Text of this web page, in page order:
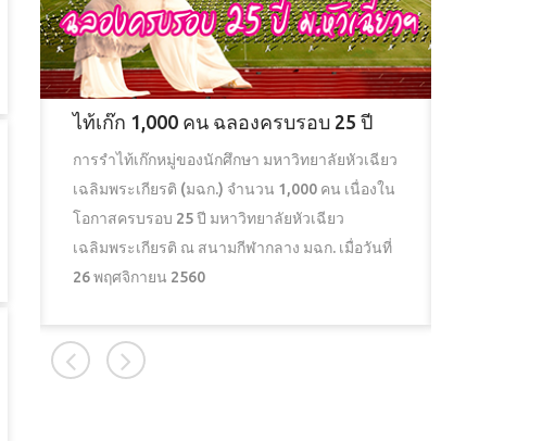
ไท้เก๊ก 1,000 คน ฉลองครบรอบ 25 ปี
การรำไท้เก๊กหมู่ของนักศึกษา มหาวิทยาลัยหัวเฉียว
เฉลิมพระเกียรติ (มฉก.) จำนวน 1,000 คน เนื่องใน
โอกาสครบรอบ 25 ปี มหาวิทยาลัยหัวเฉียว
เฉลิมพระเกียรติ ณ สนามกีฬากลาง มฉก. เมื่อวันที่
26 พฤศจิกายน 2560